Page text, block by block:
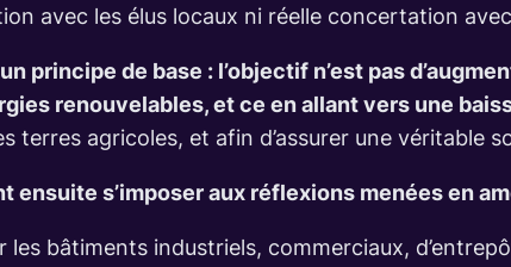
avec les élus locaux ni réelle concertation
principe de base : l’objectif n’est pas
renouvelables, et ce en allant vers une
terres agricoles, et afin d’assurer une véritable
ensuite s’imposer aux réflexions menées en
les bâtiments industriels, commerciaux,